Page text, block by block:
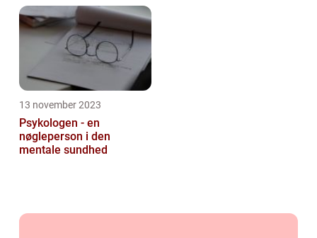
13 november 2023
Psykologen - en
nøgleperson i den
mentale sundhed